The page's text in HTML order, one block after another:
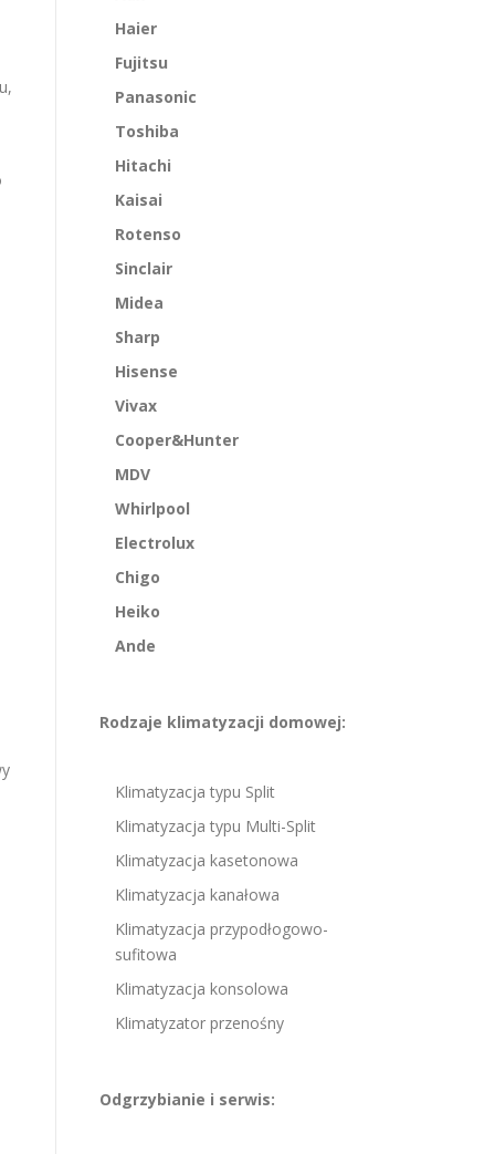
Haier
Fujitsu
Panasonic
Toshiba
Hitachi
Kaisai
Rotenso
Sinclair
Midea
Sharp
Hisense
Vivax
Cooper&Hunter
MDV
Whirlpool
Electrolux
Chigo
Heiko
Ande
Rodzaje klimatyzacji domowej:
Klimatyzacja typu Split
Klimatyzacja typu Multi-Split
Klimatyzacja kasetonowa
Klimatyzacja kanałowa
Klimatyzacja przypodłogowo-
sufitowa
Klimatyzacja konsolowa
Klimatyzator przenośny
Odgrzybianie i serwis: